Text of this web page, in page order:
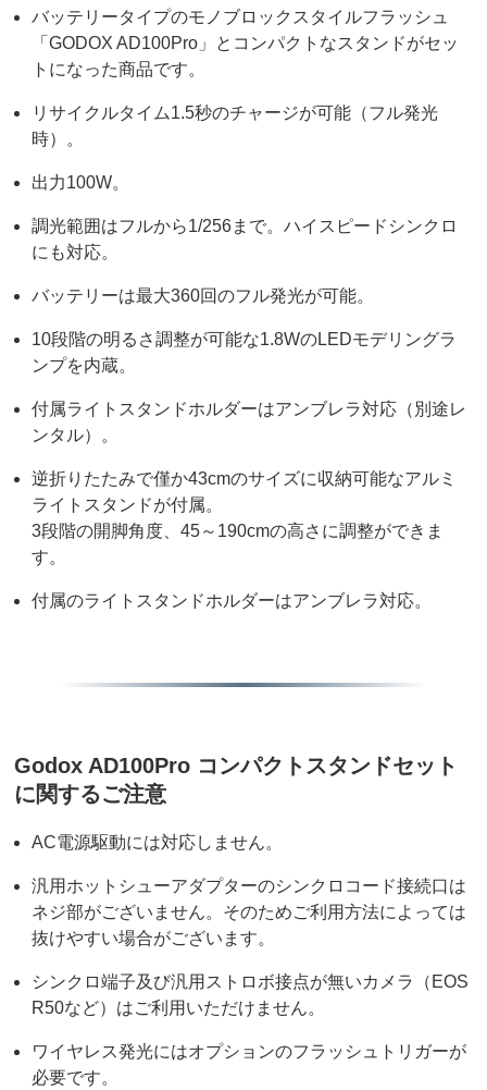
バッテリータイプのモノブロックスタイルフラッシュ
「GODOX AD100Pro」とコンパクトなスタンドがセッ
トになった商品です。
リサイクルタイム1.5秒のチャージが可能（フル発光
時）。
出力100W。
調光範囲はフルから1/256まで。ハイスピードシンクロ
にも対応。
バッテリーは最大360回のフル発光が可能。
10段階の明るさ調整が可能な1.8WのLEDモデリングラ
ンプを内蔵。
付属ライトスタンドホルダーはアンブレラ対応（別途レ
ンタル）。
逆折りたたみで僅か43cmのサイズに収納可能なアルミ
ライトスタンドが付属。
3段階の開脚角度、45～190cmの高さに調整ができま
す。
付属のライトスタンドホルダーはアンブレラ対応。
Godox AD100Pro コンパクトスタンドセット
に関するご注意
AC電源駆動には対応しません。
汎用ホットシューアダプターのシンクロコード接続口は
ネジ部がございません。そのためご利用方法によっては
抜けやすい場合がございます。
シンクロ端子及び汎用ストロボ接点が無いカメラ（EOS
R50など）はご利用いただけません。
ワイヤレス発光にはオプションのフラッシュトリガーが
必要です。